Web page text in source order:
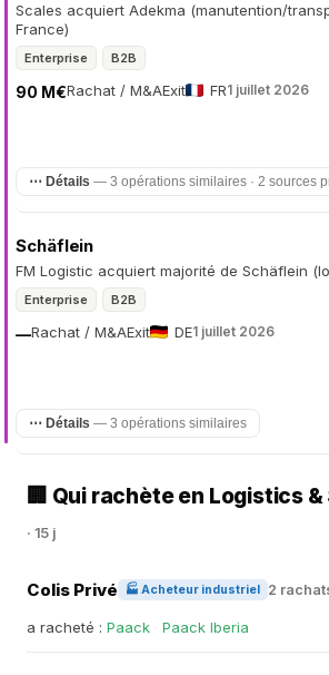
Scales acquiert Adekma (manutention/
France)
Enterprise B2B
Rachat / M&A
90 M€ Exit FR1 juillet 2026
⋯ Détails — 3 opérations similaires · 2 sources
Schäflein
FM Logistic acquiert majorité de Schäflein
Enterprise B2B
Rachat / M&A
— Exit DE1 juillet 2026
⋯ Détails — 3 opérations similaires
🏢 Qui rachète en Logistics
· 15 j
Colis Privé 🏭 Acheteur industriel 2
a racheté : Paack Paack Iberia